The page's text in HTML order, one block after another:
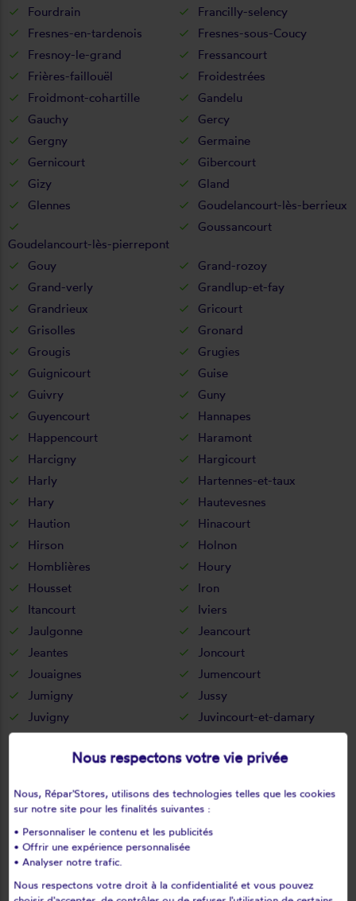
Fourdrain
Francilly-selency
Fresnes-en-tardenois
Fresnes-sous-Coucy
Fresnoy-le-grand
Fressancourt
Frières-faillouël
Froidestrées
Froidmont-cohartille
Gandelu
Gauchy
Gercy
Gergny
Germaine
Gernicourt
Gibercourt
Gizy
Gland
Glennes
Goudelancourt-lès-berrieux
Goudelancourt-lès-pierrepont
Goussancourt
Gouy
Grand-rozoy
Grand-verly
Grandlup-et-fay
Grandrieux
Gricourt
Grisolles
Gronard
Grougis
Grugies
Guignicourt
Guise
Guivry
Guny
Guyencourt
Hannapes
Happencourt
Haramont
Harcigny
Hargicourt
Harly
Hartennes-et-taux
Hary
Hautevesnes
Haution
Hinacourt
Hirson
Holnon
Homblières
Houry
Housset
Iron
Itancourt
Iviers
Jaulgonne
Jeancourt
Jeantes
Joncourt
Jouaignes
Jumencourt
Jumigny
Jussy
Juvigny
Juvincourt-et-damary
La bouteille
La capelle
La celle-sous-montmirail
La chapelle-monthodon
La fère
La ferté-chevresis
La ferté-milon
La hérie
La malmaison
La neuville-en-beine
La neuville-lès-dorengt
La vallée-au-blé
Nous respectons votre vie privée
Nous, Répar'Stores, utilisons des technologies telles que les cookies
sur notre site pour les finalités suivantes :
• Personnaliser le contenu et les publicités
• Offrir une expérience personnalisée
• Analyser notre trafic.
Nous respectons votre droit à la confidentialité et vous pouvez